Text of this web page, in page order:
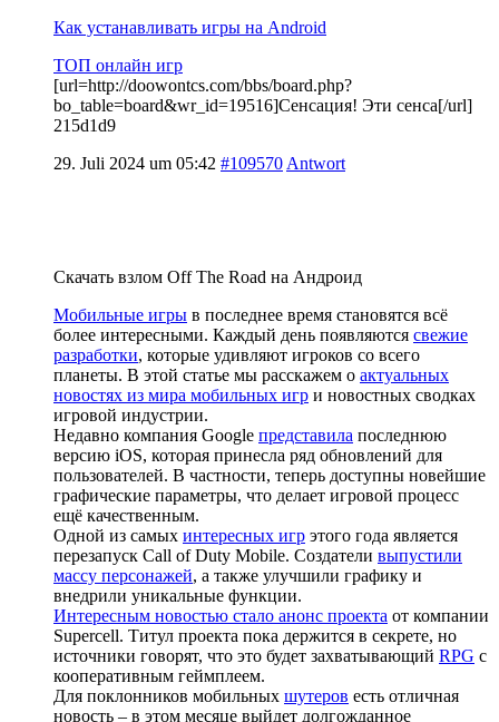
Как устанавливать игры на Android
ТОП онлайн игр
[url=http://doowontcs.com/bbs/board.php?
bo_table=board&wr_id=19516]Сенсация! Эти сенса[/url]
215d1d9
29. Juli 2024 um 05:42 #109570 Antwort
Скачать взлом Off The Road на Андроид
Мобильные игры в последнее время становятся всё
более интересными. Каждый день появляются свежие
разработки, которые удивляют игроков со всего
планеты. В этой статье мы расскажем о актуальных
новостях из мира мобильных игр и новостных сводках
игровой индустрии.
Недавно компания Google представила последнюю
версию iOS, которая принесла ряд обновлений для
пользователей. В частности, теперь доступны новейшие
графические параметры, что делает игровой процесс
ещё качественным.
Одной из самых интересных игр этого года является
перезапуск Call of Duty Mobile. Создатели выпустили
массу персонажей, а также улучшили графику и
внедрили уникальные функции.
Интересным новостью стало анонс проекта от компании
Supercell. Титул проекта пока держится в секрете, но
источники говорят, что это будет захватывающий RPG с
кооперативным геймплеем.
Для поклонников мобильных шутеров есть отличная
новость – в этом месяце выйдет долгожданное